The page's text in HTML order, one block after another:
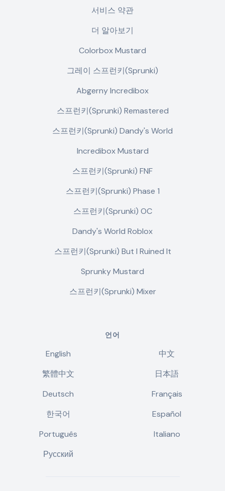
서비스 약관
더 알아보기
Colorbox Mustard
그레이 스프런키(Sprunki)
Abgerny Incredibox
스프런키(Sprunki) Remastered
스프런키(Sprunki) Dandy's World
Incredibox Mustard
스프런키(Sprunki) FNF
스프런키(Sprunki) Phase 1
스프런키(Sprunki) OC
Dandy's World Roblox
스프런키(Sprunki) But I Ruined It
Sprunky Mustard
스프런키(Sprunki) Mixer
언어
English
中文
繁體中文
日本語
Deutsch
Français
한국어
Español
Português
Italiano
Русский